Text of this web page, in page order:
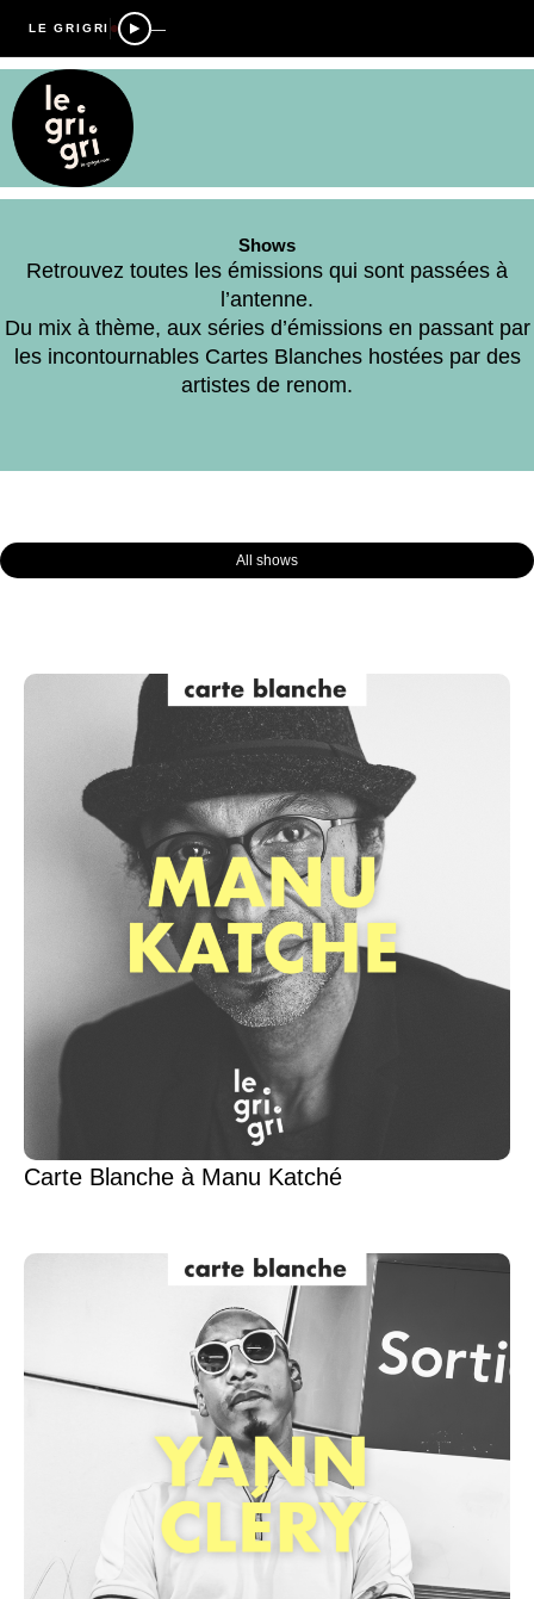
LE GRIGRI —
Shows
Retrouvez toutes les émissions qui sont passées à
l’antenne.
Du mix à thème, aux séries d’émissions en passant par
les incontournables Cartes Blanches hostées par des
artistes de renom.
All shows
Carte Blanche à Manu Katché
PagePage Page